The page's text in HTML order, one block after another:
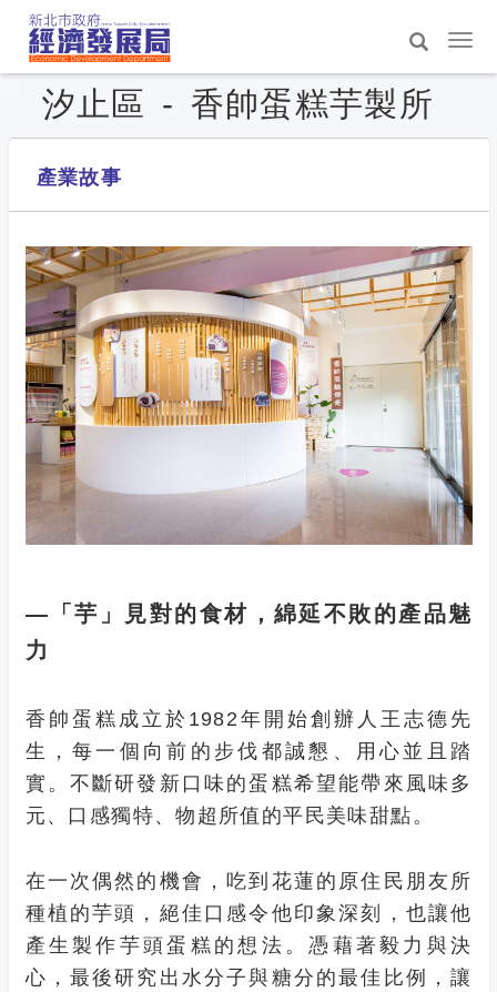
容
選
搜
尋
汐止區 - 香帥蛋糕芋製所
產業故事
—「芋」見對的食材，綿延不敗的產品魅
力
香帥蛋糕成立於1982年開始創辦人王志德先
生，每一個向前的步伐都誠懇、用心並且踏
實。不斷研發新口味的蛋糕希望能帶來風味多
元、口感獨特、物超所值的平民美味甜點。
在一次偶然的機會，吃到花蓮的原住民朋友所
種植的芋頭，絕佳口感令他印象深刻，也讓他
產生製作芋頭蛋糕的想法。憑藉著毅力與決
心，最後研究出水分子與糖分的最佳比例，讓